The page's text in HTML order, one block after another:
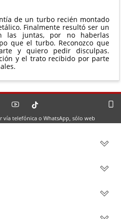
de un turbo recién montado
Finalmente resultó ser un
las juntas, por no haberlas
que el turbo. Reconozco que
y quiero pedir disculpas.
y el trato recibido por parte
vía telefónica o WhatsApp, sólo web